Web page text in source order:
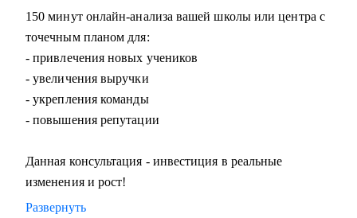
150 минут онлайн-анализа вашей школы или центра с
точечным планом для:
- привлечения новых учеников
- увеличения выручки
- укрепления команды
- повышения репутации
Данная консультация - инвестиция в реальные
изменения и рост!
Развернуть